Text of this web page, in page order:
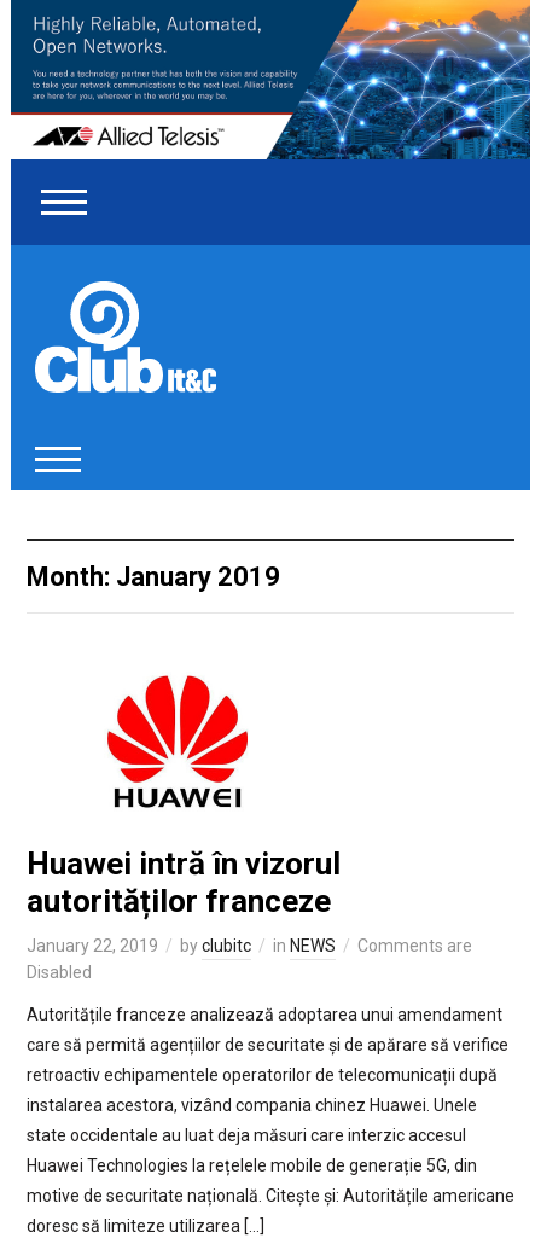
Month: January 2019
Huawei intră în vizorul
autorităților franceze
January 22, 2019 byclubitc in NEWS
Comments are
Disabled
Autoritățile franceze analizează adoptarea unui amendament
care să permită agențiilor de securitate și de apărare să verifice
retroactiv echipamentele operatorilor de telecomunicații după
instalarea acestora, vizând compania chinez Huawei. Unele
state occidentale au luat deja măsuri care interzic accesul
Huawei Technologies la rețelele mobile de generație 5G, din
motive de securitate națională. Citește și: Autoritățile americane
doresc să limiteze utilizarea […]